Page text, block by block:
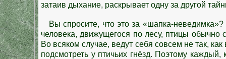
затаив дыхание, раскрывает одну за другой
Вы спросите, что это за «шапка-
человека, движущегося по лесу, птицы обычно
Во всяком случае, ведут себя совсем не так,
подсмотреть у птичьих гнёзд. Поэтому